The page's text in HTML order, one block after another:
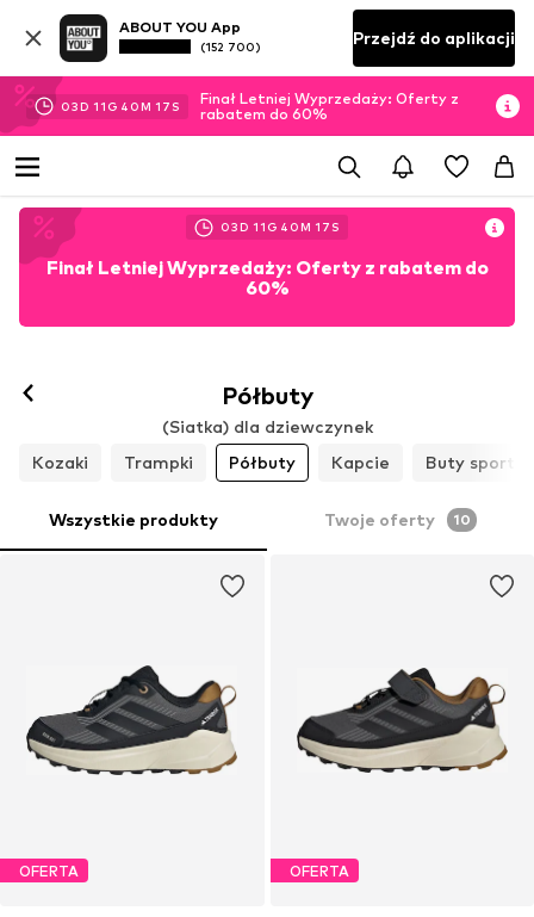
ABOUT YOU App
(152 700) Przejdź do aplikacji
03D 11 G 40M 15 S
Finał Letniej Wyprzedaży: Oferty z
rabatem do 60%
03D 11 G 40M 15 S
Finał Letniej Wyprzedaży: Oferty z rabatem do
60%
Półbuty
(Siatka) dla dziewczynek
Kozaki
Trampki Półbuty Kapcie Buty
Wszystkie produkty Twoje oferty 10
OFERTA OFERTA